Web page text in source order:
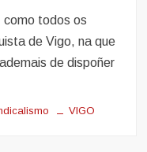
como todos os
de Vigo, na que
de dispoñer
VIGO